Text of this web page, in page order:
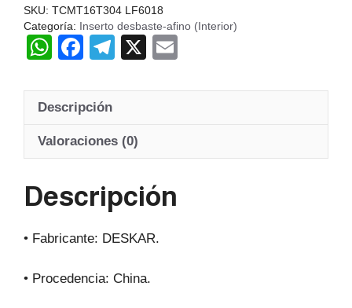
SKU: TCMT16T304 LF6018
Categoría: Inserto desbaste-afino (Interior)
W
at
A
p
F
c
b
o
T
e
a
X
ail
Descripción
Valoraciones (0)
Descripción
• Fabricante: DESKAR.
• Procedencia: China.